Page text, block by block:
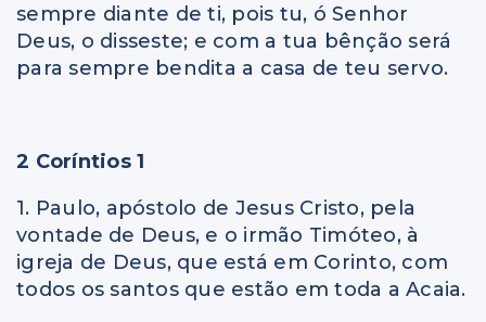
sempre diante de ti, pois tu, ó Senhor
Deus, o disseste; e com a tua bênção será
para sempre bendita a casa de teu servo.
2 Coríntios 1
1. Paulo, apóstolo de Jesus Cristo, pela
vontade de Deus, e o irmão Timóteo, à
igreja de Deus, que está em Corinto, com
todos os santos que estão em toda a Acaia.